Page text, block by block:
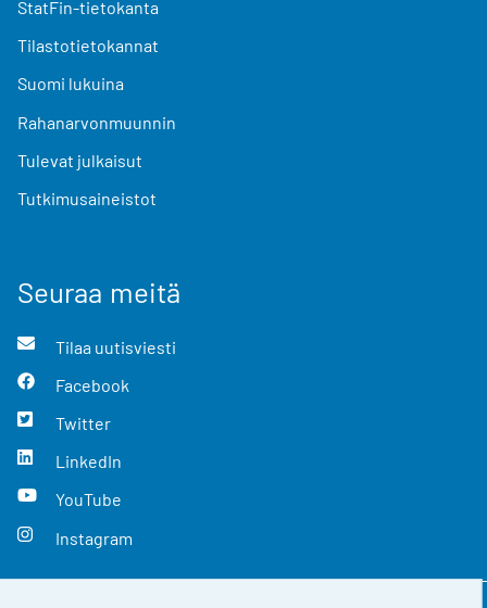
StatFin-tietokanta
Tilastotietokannat
Suomi lukuina
Rahanarvonmuunnin
Tulevat julkaisut
Tutkimusaineistot
Seuraa meitä
Tilaa uutisviesti
Facebook
Twitter
LinkedIn
YouTube
Instagram